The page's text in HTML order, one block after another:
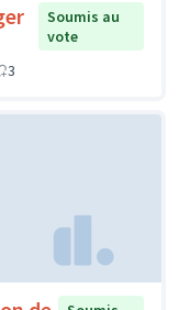
Soumis au
vote
3